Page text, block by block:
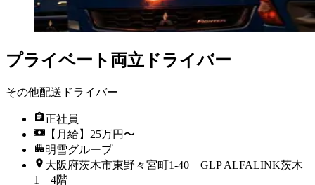
プライベート両立ドライバー
その他配送ドライバー
正社員
【月給】25万円〜
明雪グループ
大阪府茨木市東野々宮町1-40 GLP ALFALINK茨木
1 4階